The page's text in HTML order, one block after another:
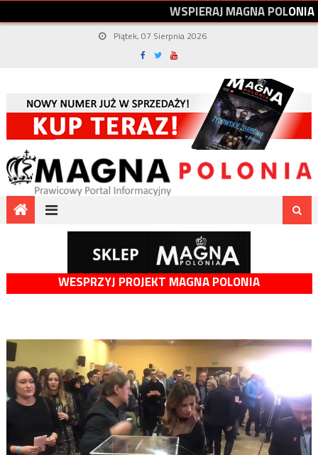
WSPIERAJMAGNAPOLONIA
Piątek, 07 Sierpnia 2026
WESPRZYJ PROJEKT MAGNA POLONIA